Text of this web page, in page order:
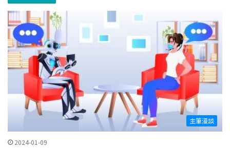
主筆漫談
2024-01-09